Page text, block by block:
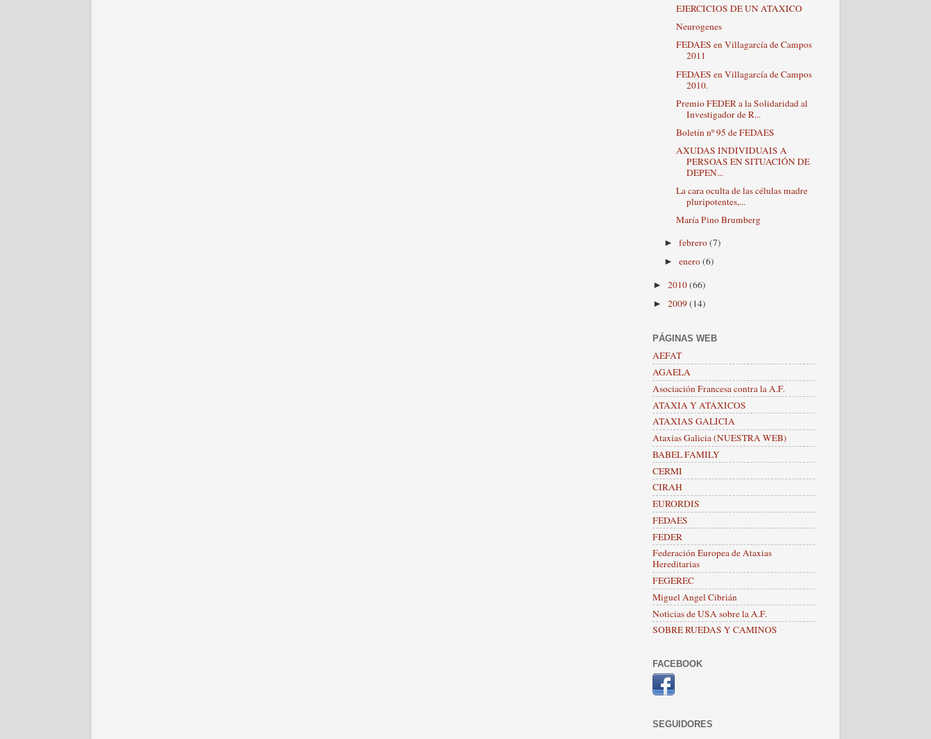
EJERCICIOS DE UN ATAXICO
Neurogenes
FEDAES en Villagarcía de Campos
2011
FEDAES en Villagarcía de Campos
2010.
Premio FEDER a la Solidaridad al
Investigador de R...
Boletín nº 95 de FEDAES
AXUDAS INDIVIDUAIS A
PERSOAS EN SITUACIÓN DE
DEPEN...
La cara oculta de las células madre
pluripotentes,...
María Pino Brumberg
►febrero(7)
►enero(6)
► 2010(66)
► 2009(14)
PÁGINAS WEB
AEFAT
AGAELA
Asociación Francesa contra la A.F.
ATAXIA Y ATÁXICOS
ATAXIAS GALICIA
Ataxias Galicia (NUESTRA WEB)
BABEL FAMILY
CERMI
CIRAH
EURORDIS
FEDAES
FEDER
Federación Europea de Ataxias
Hereditarias
FEGEREC
Miguel Angel Cibrián
Noticias de USA sobre la A.F.
SOBRE RUEDAS Y CAMINOS
FACEBOOK
SEGUIDORES